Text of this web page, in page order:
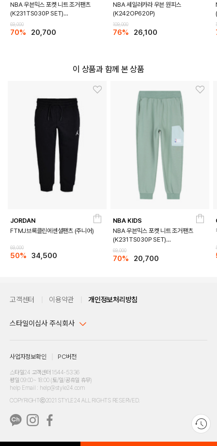
DETAILS
NBA 우븐믹스 포켓 니트 조거팬츠
(K231TS030P SET)
(K231TP030P)
69,000
70% 20,700
NBA 세일러카라 우븐 원피스
(K242OP620P)
109,000
76% 26,100
이 상품과 함께 본 상품
JORDAN
FTMJ브룩클린에센셜팬츠 (주니어)
69,000
50% 34,500
NBA KIDS
NBA 우븐믹스 포켓 니트 조거팬츠
(K231TS030P SET)
(K231TP030P)
69,000
70% 20,700
고객센터 이용약관 개인정보처리방침
스타일이십사 주식회사
주소 : 서울시 강남구 논현로 633, 6층 (논현동, 한세엠케이빌딩)
사업자등록번호 : 116-81-32499
통신판매업신고번호 : 제 2024-서울강남-04239
개인정보보호책임자 : 배기영
고객센터 1544-5336(평일 09:00~ 18:00 토/일/공휴일 휴무)
사업자정보확인 PC버전
스타일24 고객센터 1544-5336
평일 09:00~ 18:00 (토/일/공휴일 휴무)
help Email : help@style24.com
COPYRIGHTⓒ2021 STYLE24 ALL RIGHTS RESERVED.